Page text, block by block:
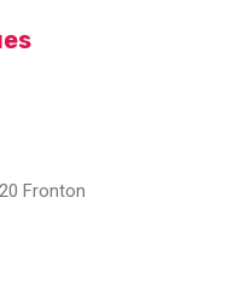
Fronton